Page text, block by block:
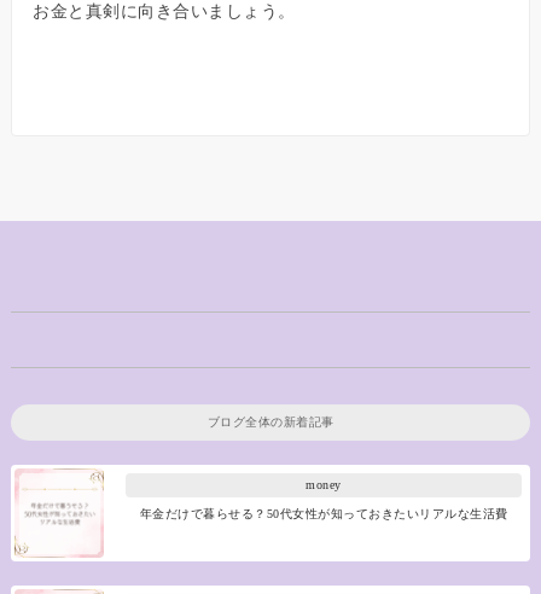
お金と真剣に向き合いましょう。
ブログ全体の新着記事
money
年金だけで暮らせる？50代女性が知っておきたいリアルな生活費